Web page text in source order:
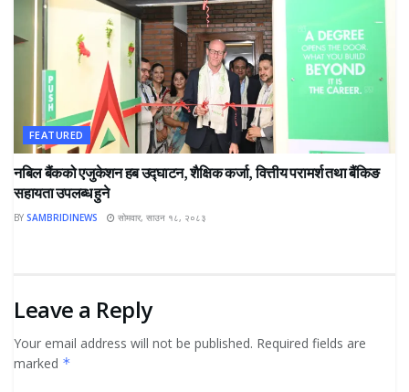
FEATURED
नबिल बैंकको एजुकेशन हब उद्घाटन, शैक्षिक कर्जा, वित्तीय परामर्श तथा बैंकिङ
सहायता उपलब्ध हुने
BY SAMBRIDINEWS सोमवार, साउन १८, २०८३
Leave a Reply
Your email address will not be published. Required fields are
marked *